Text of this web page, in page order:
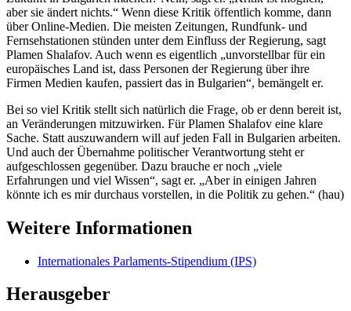
aber sie ändert nichts.“ Wenn diese Kritik öffentlich komme, dann
überOnline-Medien. Die meisten Zeitungen, Rundfunk- und
Fernsehstationen stünden unter dem Einfluss der Regierung, sagt
Plamen Shalafov. Auch wenn es eigentlich „unvorstellbar für ein
europäisches Land ist, dass Personen der Regierung über ihre
Firmen Medien kaufen, passiert das in Bulgarien“, bemängelt er.
Bei so viel Kritik stellt sich natürlich die Frage, ob er denn bereit ist,
an Veränderungen mitzuwirken. Für Plamen Shalafov eine klare
Sache. Statt auszuwandern will auf jeden Fall in Bulgarien arbeiten.
Und auch der Übernahme politischer Verantwortung steht er
aufgeschlossen gegenüber. Dazu brauche er noch „viele
Erfahrungen und viel Wissen“, sagt er. „Aber in einigen Jahren
könnte ich es mir durchaus vorstellen, in die Politik zu gehen.“ (hau)
Weitere Informationen
Internationales Parlaments-Stipendium (IPS)
Herausgeber